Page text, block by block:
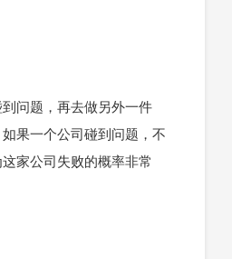
问题，再去做另外一件
果一个公司碰到问题，不
家公司失败的概率非常